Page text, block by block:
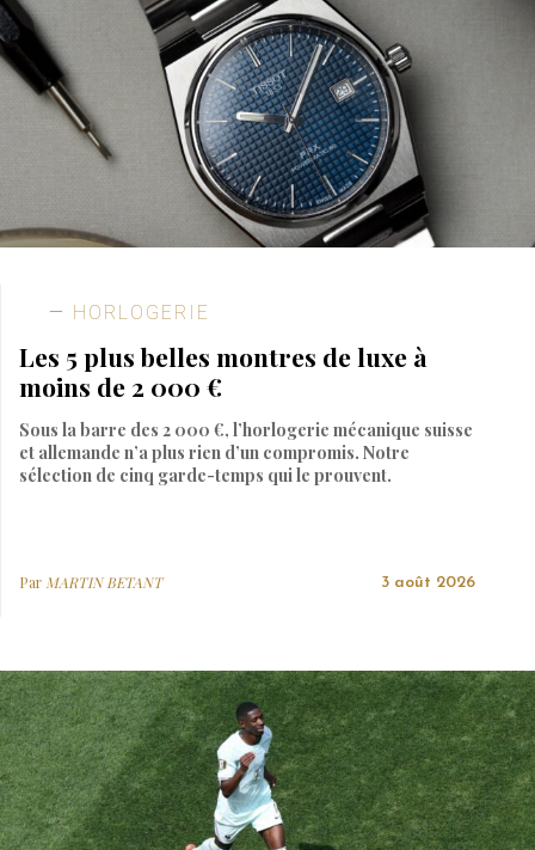
HORLOGERIE
Les 5 plus belles montres de luxe à
moins de 2 000 €
Sous la barre des 2 000 €, l’horlogerie mécanique suisse
et allemande n’a plus rien d’un compromis. Notre
sélection de cinq garde-temps qui le prouvent.
ParMARTIN BETANT 3 août 2026